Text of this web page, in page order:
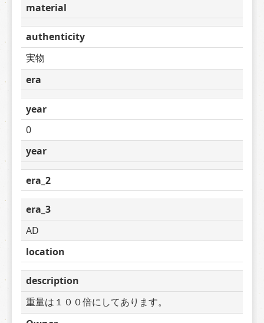
material
authenticity
実物
era
year
0
year
era_2
era_3
AD
location
description
重量は１００倍にしてあります。